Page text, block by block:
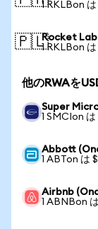
1 RKLBon
🇵🇱Rocket Lab
1 RKLBon
他のRWAを
Super
1 SMCIon
Abbott
1 ABTon は
Airbnb
1 ABNBon は